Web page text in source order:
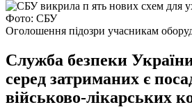
Фото: СБУ
Оголошення підозри учасникам
Служба безпеки
серед затриманих є
військово-лікарських